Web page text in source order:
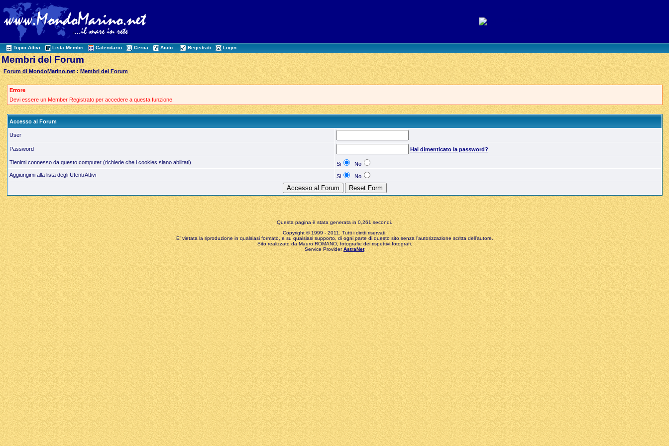
Topic Attivi Lista Membri Calendario Cerca Aiuto Registrati Login
Membri del Forum
Forum di MondoMarino.net :Membri del Forum
Errore
Devi essere un Member Registrato per accedere a questa funzione.
Accesso al Forum
User
Password Hai dimenticato la password?
Tienimi connesso da questo computer (richiede che i cookies siano abilitati) Si
No
Aggiungimi alla lista degli Utenti Attivi
Si No
Questa pagina è stata generata in 0,261 secondi.
Copyright © 1999 - 2011. Tutti i diritti riservati.
E' vietata la riproduzione in qualsiasi formato, e su qualsiasi supporto, di ogni parte di questo sito senza l'autorizzazione scritta dell'autore.
Sito realizzato da Mauro ROMANO, fotografie dei rispettivi fotografi.
Service ProviderAstraNet